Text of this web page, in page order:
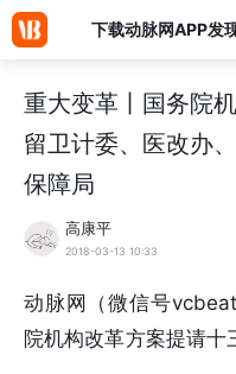
下载动脉网APP发
重大变革丨国务院
留卫计委、医改办
保障局
高康平
2018-03-13 10:33
动脉网（微信号
院机构改革方案提请十